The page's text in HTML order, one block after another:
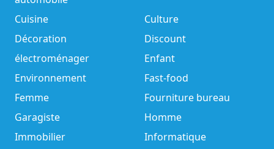
Cuisine
Culture
Décoration
Discount
électroménager
Enfant
Environnement
Fast-food
Femme
Fourniture bureau
Garagiste
Homme
Immobilier
Informatique